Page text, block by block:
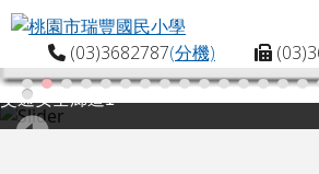
跳至主內容區
桃園市瑞豐國民小學
(03)3682787(分機)
交通安全廊道1